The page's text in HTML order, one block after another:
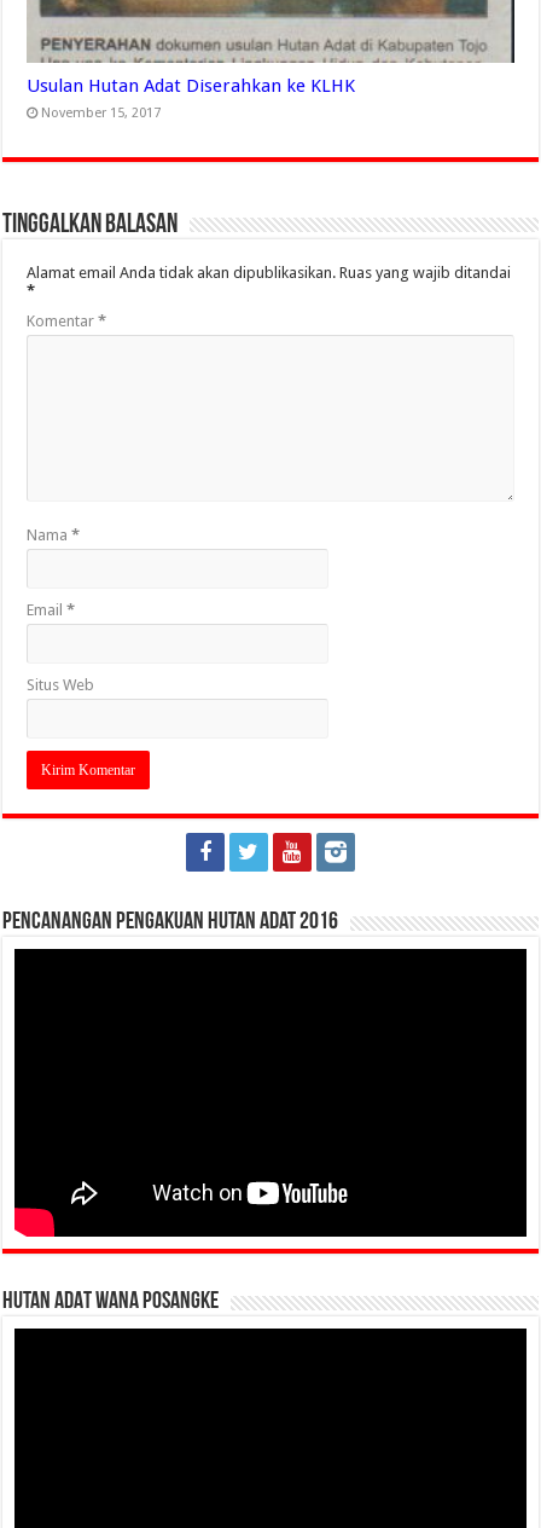
Usulan Hutan Adat Diserahkan ke KLHK
November 15, 2017
Tinggalkan Balasan
Alamat email Anda tidak akan dipublikasikan. Ruas yang wajib ditandai
*
Komentar*
Nama*
Email*
Situs Web
Pencanangan Pengakuan Hutan Adat 2016
HUTAN ADAT WANA POSANGKE